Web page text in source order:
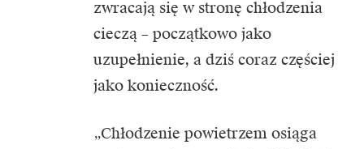
zwracają się w stronę chłodzenia
cieczą – początkowo jako
uzupełnienie, a dziś coraz częściej
jako konieczność.
„Chłodzenie powietrzem osiąga